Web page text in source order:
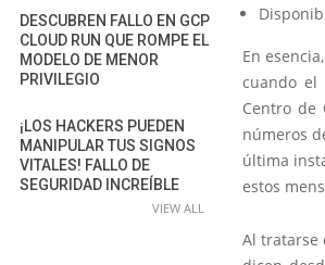
En
cuando el
Centro de
números
última
estos
Al tratarse
DESCUBREN FALLO EN GCP
CLOUD RUN QUE ROMPE EL
MODELO DE MENOR
PRIVILEGIO
¡LOS HACKERS PUEDEN
MANIPULAR TUS SIGNOS
VITALES! FALLO DE
SEGURIDAD INCREÍBLE
VIEW ALL